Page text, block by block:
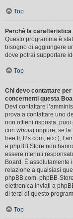
Top
Perché la caratteristica
Questo programma è
bisogno di aggiungere
dove potrai supportare
Top
Chi devo contattare per
concernenti questa
Devi contattare
prova a contattare uno
non ottieni risposta,
con whois) oppure, se la
free.fr, f2s.com, ecc.),
e phpBB Store non
essere ritenuti
Board. È assolutamente
relazione a qualsiasi
phpBB.com, phpBB-
elettronica inviati a
di terzi di questo
Top